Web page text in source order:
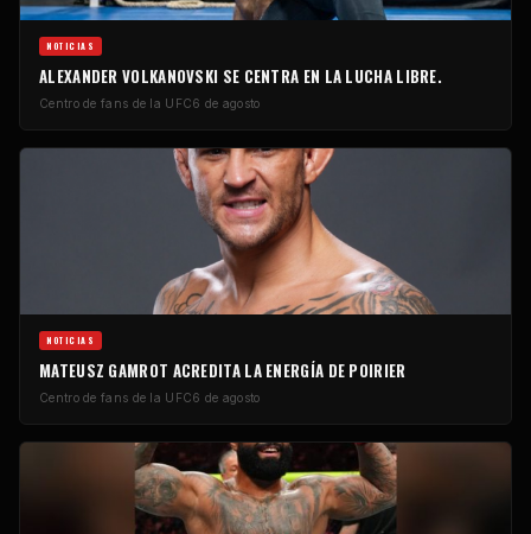
NOTICIAS
ALEXANDER VOLKANOVSKI SE CENTRA EN LA LUCHA LIBRE.
Centro de fans de la UFC6 de agosto
NOTICIAS
MATEUSZ GAMROT ACREDITA LA ENERGÍA DE POIRIER
Centro de fans de la UFC6 de agosto